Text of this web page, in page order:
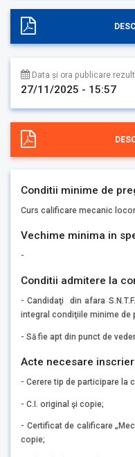
Data și ora publicare
27/11/2025 - 15:57
Conditii minime de
Curs calificare mecanic
Vechime minima in
-
Conditii admitere la
- Candidaţi din afara
integral condiţiile minime de
- Să fie apt din punct de
Acte necesare
- Cerere tip de participare la
- C.I. original şi copie;
- Certificat de calificare
copie;